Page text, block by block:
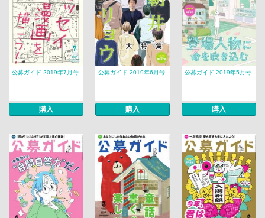
公募ガイド 2019年7月号
購入
公募ガイド 2019年6月号
購入
公募ガイド 2019年5月号
購入